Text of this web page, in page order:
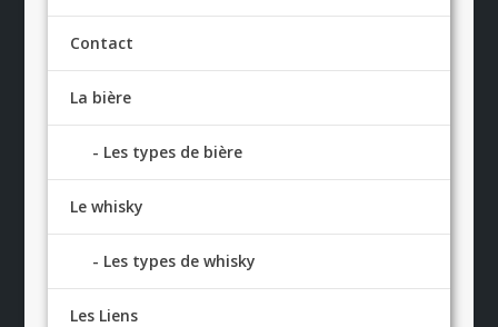
Contact
La bière
Les types de bière
Le whisky
Les types de whisky
Les Liens